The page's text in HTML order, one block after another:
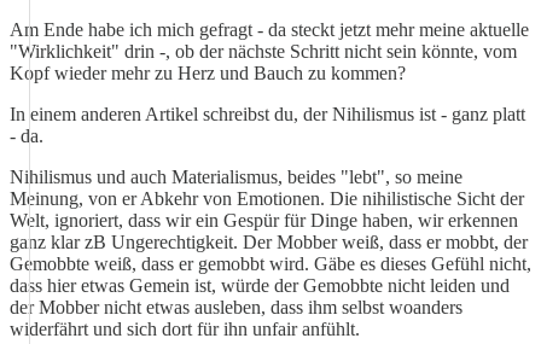
Am Ende habe ich mich gefragt - da steckt jetzt mehr meine aktuelle
"Wirklichkeit" drin -, ob der nächste Schritt nicht sein könnte, vom
Kopf wieder mehr zu Herz und Bauch zu kommen?
In einem anderen Artikel schreibst du, der Nihilismus ist - ganz platt
- da.
Nihilismus und auch Materialismus, beides "lebt", so meine
Meinung, von er Abkehr von Emotionen. Die nihilistische Sicht der
Welt, ignoriert, dass wir ein Gespür für Dinge haben, wir erkennen
ganz klar zB Ungerechtigkeit. Der Mobber weiß, dass er mobbt, der
Gemobbte weiß, dass er gemobbt wird. Gäbe es dieses Gefühl nicht,
dass hier etwas Gemein ist, würde der Gemobbte nicht leiden und
der Mobber nicht etwas ausleben, dass ihm selbst woanders
widerfährt und sich dort für ihn unfair anfühlt.